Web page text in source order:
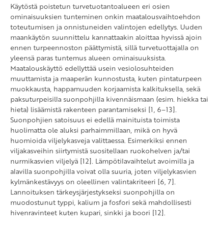
Käytöstä poistetun turvetuotantoalueen eri osien
ominaisuuksien tunteminen onkin maatalousvaihtoehdon
toteutumisen ja onnistuneiden valintojen edellytys. Uuden
maankäytön suunnittelu kannattaakin aloittaa hyvissä ajoin
ennen turpeennoston päättymistä, sillä turvetuottajalla on
yleensä paras tuntemus alueen ominaisuuksista.
Maatalouskäyttö edellyttää usein vesiolosuhteiden
muuttamista ja maaperän kunnostusta, kuten pintaturpeen
muokkausta, happamuuden korjaamista kalkituksella, sekä
paksuturpeisilla suonpohjilla kivennäismaan (esim. hiekka tai
hieta) lisäämistä rakenteen parantamiseksi [1, 6–13].
Suonpohjien satoisuus ei edellä mainituista toimista
huolimatta ole aluksi parhaimmillaan, mikä on hyvä
huomioida viljelykasveja valittaessa. Esimerkiksi ennen
viljakasveihin siirtymistä suositellaan ruokohelven ja/tai
nurmikasvien viljelyä [12]. Lämpötilavaihtelut avoimilla ja
alavilla suonpohjilla voivat olla suuria, joten viljelykasvien
kylmänkestävyys on oleellinen valintakriteeri [6, 7].
Lannoituksen tärkeysjärjestykseksi suonpohjilla on
muodostunut typpi, kalium ja fosfori sekä mahdollisesti
hivenravinteet kuten kupari, sinkki ja boori [12].